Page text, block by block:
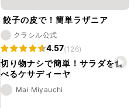
餃子の皮で！簡単ラザニア
クラシル公式
4.57(126)
切り物ナシで簡単！サラダを食
べるケサディーヤ
Mai Miyauchi